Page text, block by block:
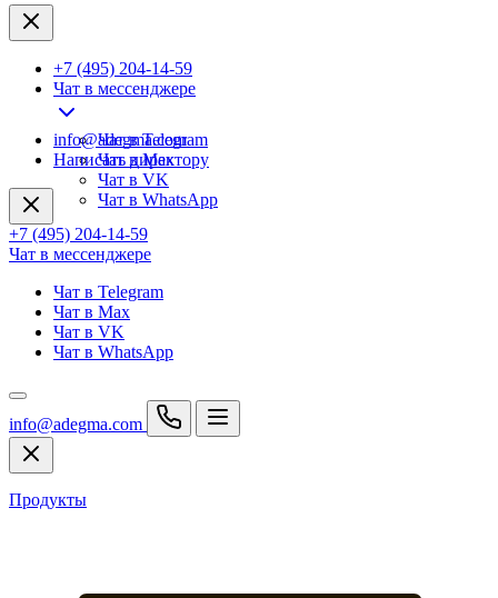
+7 (495) 204-14-59
Чат в мессенджере
Чат в Telegram
Чат в Max
Чат в VK
Чат в WhatsApp
info@adegma.com
Написать директору
+7 (495) 204-14-59
Чат в мессенджере
Чат в Telegram
Чат в Max
Чат в VK
Чат в WhatsApp
info@adegma.com
Продукты